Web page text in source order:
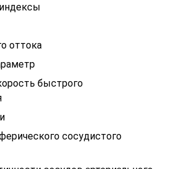
оттока
быстрого
сосудистого